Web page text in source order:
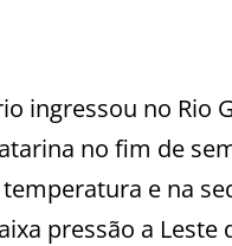
ingressou no Rio
no fim de
e na
pressão a Leste